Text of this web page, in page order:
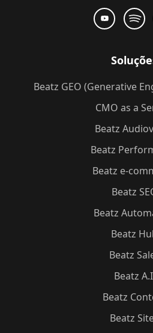
Beatz GEO (Generative
CMO as a
Beatz
Beatz
Beatz e-
Beatz
Beatz
Beatz
Beatz
Beatz
Beatz
Beatz